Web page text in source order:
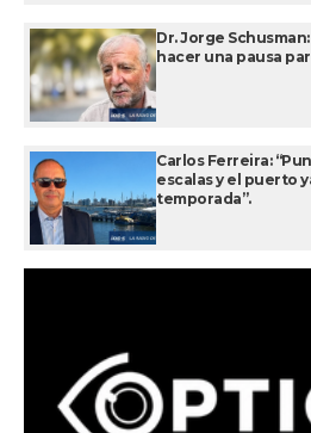
Dr. Jorge
hacer una pausa
Carlos Ferreira:
escalas y el puerto
temporada”.